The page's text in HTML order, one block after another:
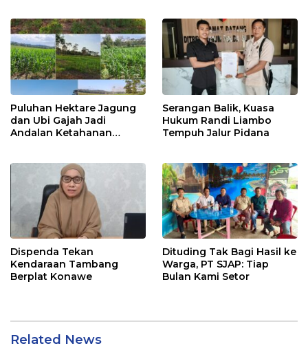
Puluhan Hektare Jagung
dan Ubi Gajah Jadi
Andalan Ketahanan
Serangan Balik, Kuasa
Hukum Randi Liambo
Tempuh Jalur Pidana
Dispenda Tekan
Kendaraan Tambang
Berplat Konawe
Dituding Tak Bagi Hasil ke
Warga, PT SJAP: Tiap
Bulan Kami Setor
Related News